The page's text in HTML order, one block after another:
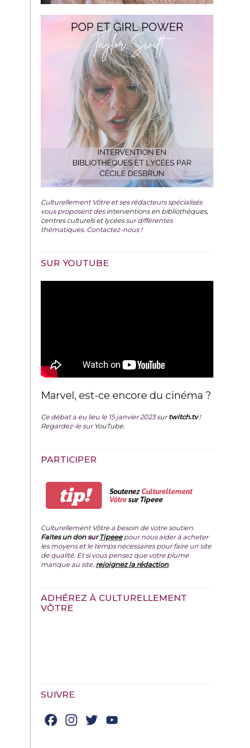
Culturellement Vôtre et ses rédacteurs spécialisés
vous proposent desinterventions en bibliothèques,
centres culturels et lycéessur différentes
thématiques. Contactez-nous !
SUR YOUTUBE
Marvel, est-ce encore du cinéma ?
Ce débat a eu lieu le 15 janvier 2023 surtwitch.tv !
Regardez-le surYouTube.
PARTICIPER
tip! SoutenezCulturellement
Vôtresur Tipeee
Culturellement Vôtre a besoin de votre soutien.
Faites un donsurTipeeepour nous aider à acheter
les moyens et le temps nécessaires pour faire un site
de qualité. Et si vous pensez que votre plume
manque au site, rejoignez la rédaction.
ADHÉREZ À CULTURELLEMENT
VÔTRE
SUIVRE
Facebook
Instagram
Twitter